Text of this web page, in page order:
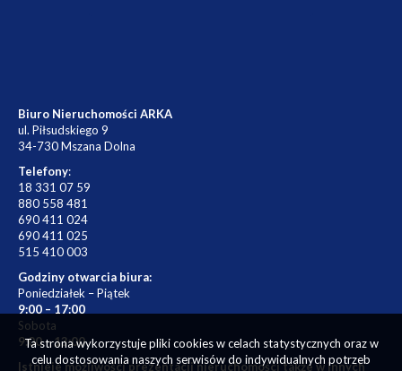
Biuro Nieruchomości ARKA
ul. Piłsudskiego 9
34-730 Mszana Dolna
Telefony:
18 331 07 59
880 558 481
690 411 024
690 411 025
515 410 003
Godziny otwarcia biura:
Poniedziałek – Piątek
9:00 – 17:00
Sobota
9:00 – 13:00
Istnieje możliwości prezentacji nieruchomości także w innych
Ta strona wykorzystuje pliki cookies w celach statystycznych oraz w
celu dostosowania naszych serwisów do indywidualnych potrzeb